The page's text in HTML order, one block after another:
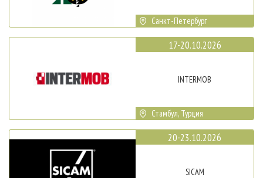
Санкт-Петербург
17-20.10.2026
INTERMOB
Стамбул, Турция
20-23.10.2026
SICAM